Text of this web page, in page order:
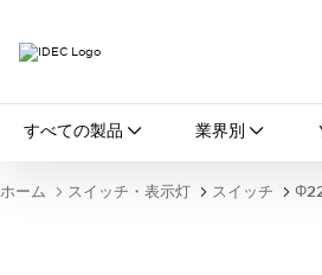
すべての製品 業界別
すべての製品
スイッチ・表示灯
一覧を表示する
ホーム スイッチ・表示灯 スイッチ